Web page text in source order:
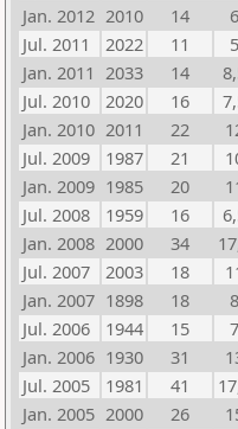
Jan. 2012 2010 14
6
Jul. 2011
2022 11
5
Jan. 2011 2033 14
Jul. 2010
2020 16
Jan. 2010 2011 22
Jul. 2009
1987 21
Jan. 2009 1985 20
Jul. 2008
1959 16
Jan. 2008 2000 34
Jul. 2007
2003 18
Jan. 2007 1898 18
8
Jul. 2006
1944 15
7
Jan. 2006 1930 31
Jul. 2005
1981 41
Jan. 2005 2000 26